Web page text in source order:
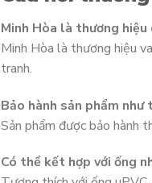
Minh Hòa là thương hiệu
Minh Hòa là thương hiệu
tranh.
Bảo hành sản phẩm như
Sản phẩm được bảo hành
Có thể kết hợp với ống